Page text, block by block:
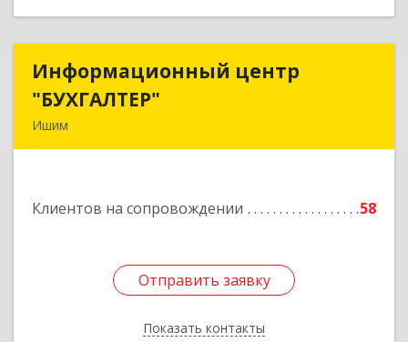
Информационный центр
"БУХГАЛТЕР"
Ишим
Клиентов на сопровождении 58
Отправить заявку
Показать контакты
Информационный центр
Подробнее
Отправить заявку
Назад